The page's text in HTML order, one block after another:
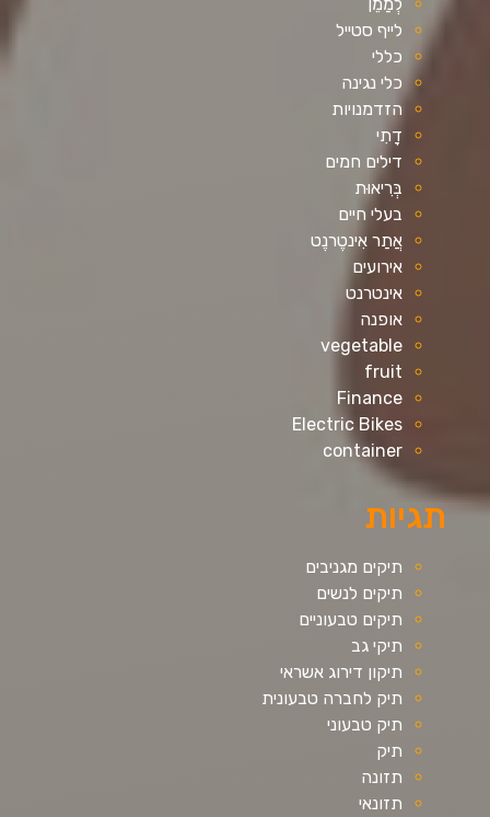
לייף סטייל
כללי
כלי נגינה
הזדמנויות
דָתִי
דילים חמים
בְּרִיאוּת
בעלי חיים
אֲתַר אִינטֶרנֶט
אירועים
אינטרנט
אופנה
vegetable
fruit
Finance
Electric Bikes
container
תגיות
תיקים מגניבים
תיקים לנשים
תיקים טבעוניים
תיקי גב
תיקון דירוג אשראי
תיק לחברה טבעונית
תיק טבעוני
תיק
תזונה
תזונאי